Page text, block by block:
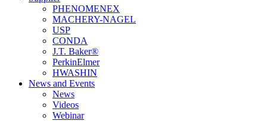
PHENOMENEX
MACHERY-NAGEL
USP
CONDA
J.T. Baker®
PerkinElmer
HWASHIN
News and Events
News
Videos
Webinar